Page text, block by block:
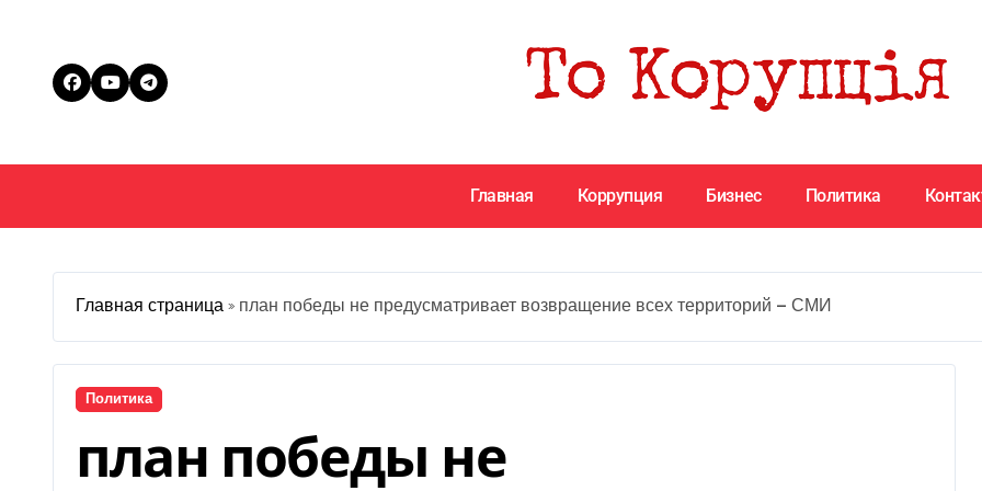
Главная Коррупция Бизнес Политика
Главная страница » план победы не предусматривает возвращение всех территорий — СМИ
Политика
план победы не